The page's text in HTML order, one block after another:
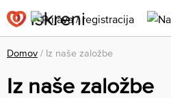
Domov / Iz naše založbe
Iz naše založbe